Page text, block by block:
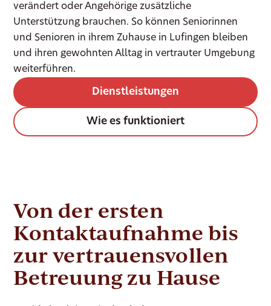
verändert oder Angehörige zusätzliche
Unterstützung brauchen. So können Seniorinnen
und Senioren in ihrem Zuhause in Lufingen bleiben
und ihren gewohnten Alltag in vertrauter Umgebung
weiterführen.
Dienstleistungen
Wie es funktioniert
Von der ersten
Kontaktaufnahme bis
zur vertrauensvollen
Betreuung zu Hause